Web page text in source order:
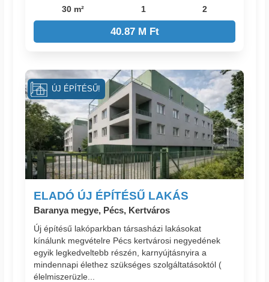
30 m² 1 2
40.87 M Ft
ELADÓ ÚJ ÉPÍTÉSŰ LAKÁS
Baranya megye, Pécs, Kertváros
Új építésű lakóparkban társasházi lakásokat
kínálunk megvételre Pécs kertvárosi negyedének
egyik legkedveltebb részén, karnyújtásnyira a
mindennapi élethez szükséges szolgáltatásoktól (
élelmiszerüzle...
ÚJ ÉPÍTÉSŰ!